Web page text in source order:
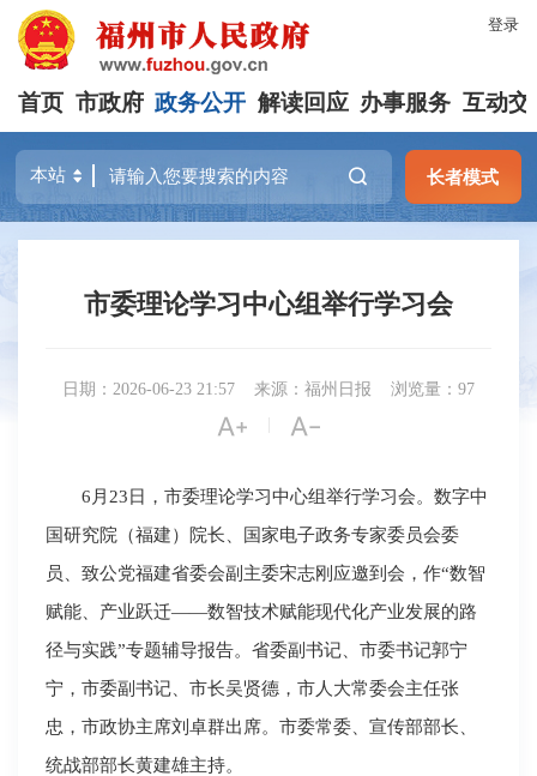
登录
首页 市政府 政务公开 解读回应 办事服务 互动交
长者模式
市委理论学习中心组举行学习会
日期：2026-06-23 21:57 来源：福州日报 浏览量：97
 | 
6月23日，市委理论学习中心组举行学习会。数字中
国研究院（福建）院长、国家电子政务专家委员会委
员、致公党福建省委会副主委宋志刚应邀到会，作“数智
赋能、产业跃迁——数智技术赋能现代化产业发展的路
径与实践”专题辅导报告。省委副书记、市委书记郭宁
宁，市委副书记、市长吴贤德，市人大常委会主任张
忠，市政协主席刘卓群出席。市委常委、宣传部部长、
统战部部长黄建雄主持。